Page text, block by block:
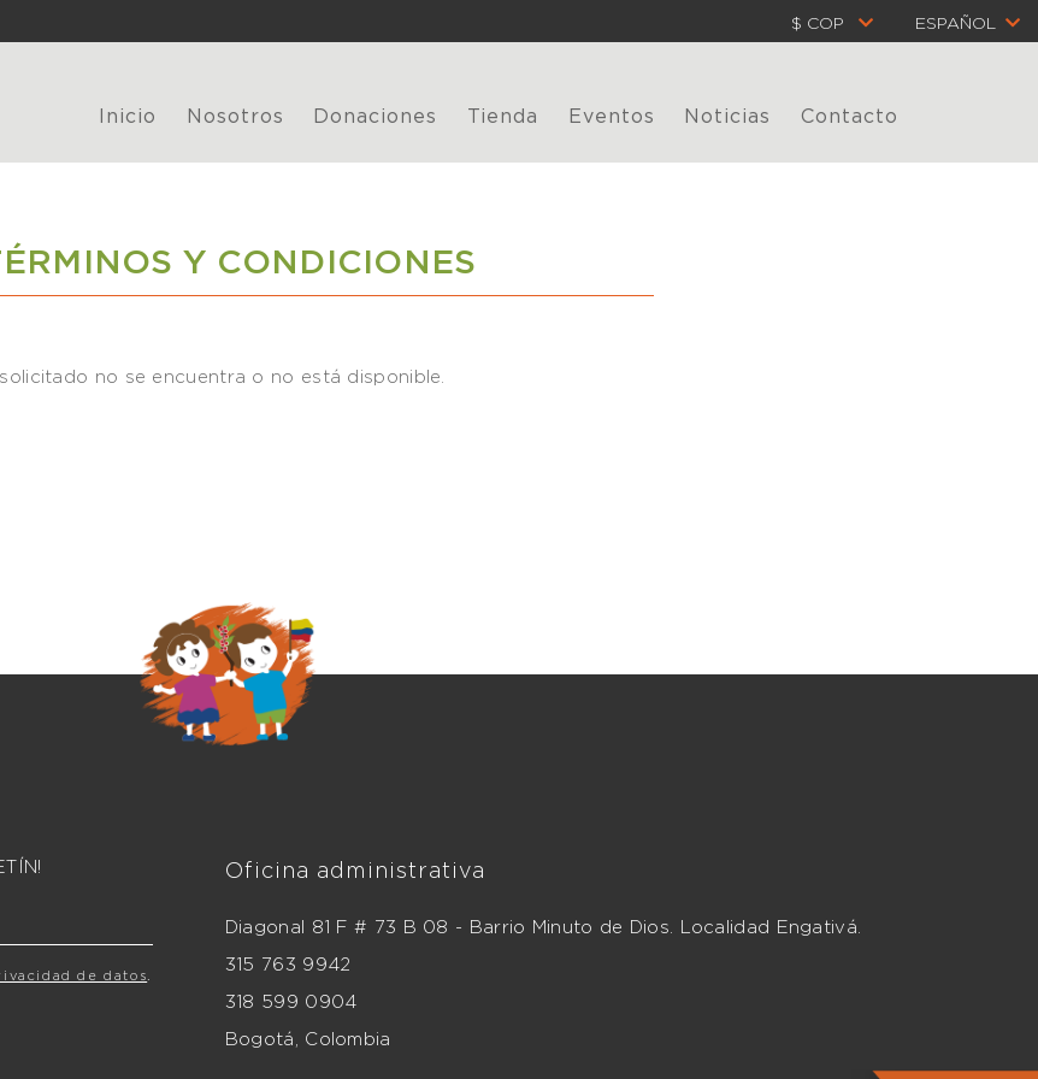
$ COP ESPAÑOL
Inicio Nosotros Donaciones Tienda Eventos Noticias Contacto
Y CONDICIONES
no se encuentra o no está disponible.
de datos
Oficina administrativa
Diagonal 81 F # 73 B 08 - Barrio Minuto de Dios. Localidad Engativá.
315 763 9942
318 599 0904
Bogotá, Colombia